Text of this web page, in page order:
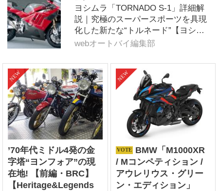
アリーズ Vol.385〉
ヨシムラ「TORNADO S-1」詳細解
説｜究極のスーパースポーツを具現
化した新たな“トルネード”【ヨシム
ラ伝】
webオートバイ編集部
’70年代ミドル4発の金
字塔“ヨンフォア”の現
在地! 【前編・BRC】
【Heritage&Legends
BMW「M1000XR
/ Mコンペティション /
アウレリウス・グリー
ン・エディション」